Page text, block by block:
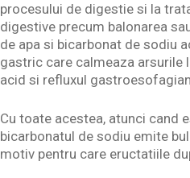
procesului de digestie si la
digestive precum balonarea
de apa si bicarbonat de sodiu
gastric care calmeaza arsurile
acid si refluxul
Cu toate acestea, atunci cand
bicarbonatul de sodiu emite
motiv pentru care eructatiile